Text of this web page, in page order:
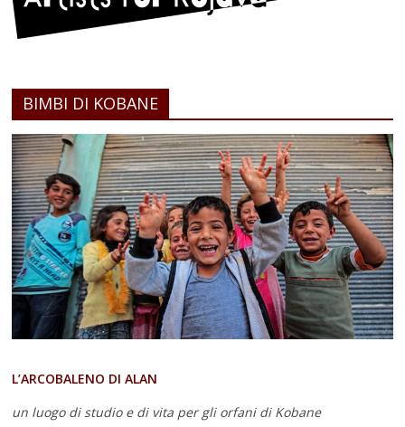
BIMBI DI KOBANE
L’ARCOBALENO DI ALAN
un luogo di studio e di vita per gli orfani di Kobane